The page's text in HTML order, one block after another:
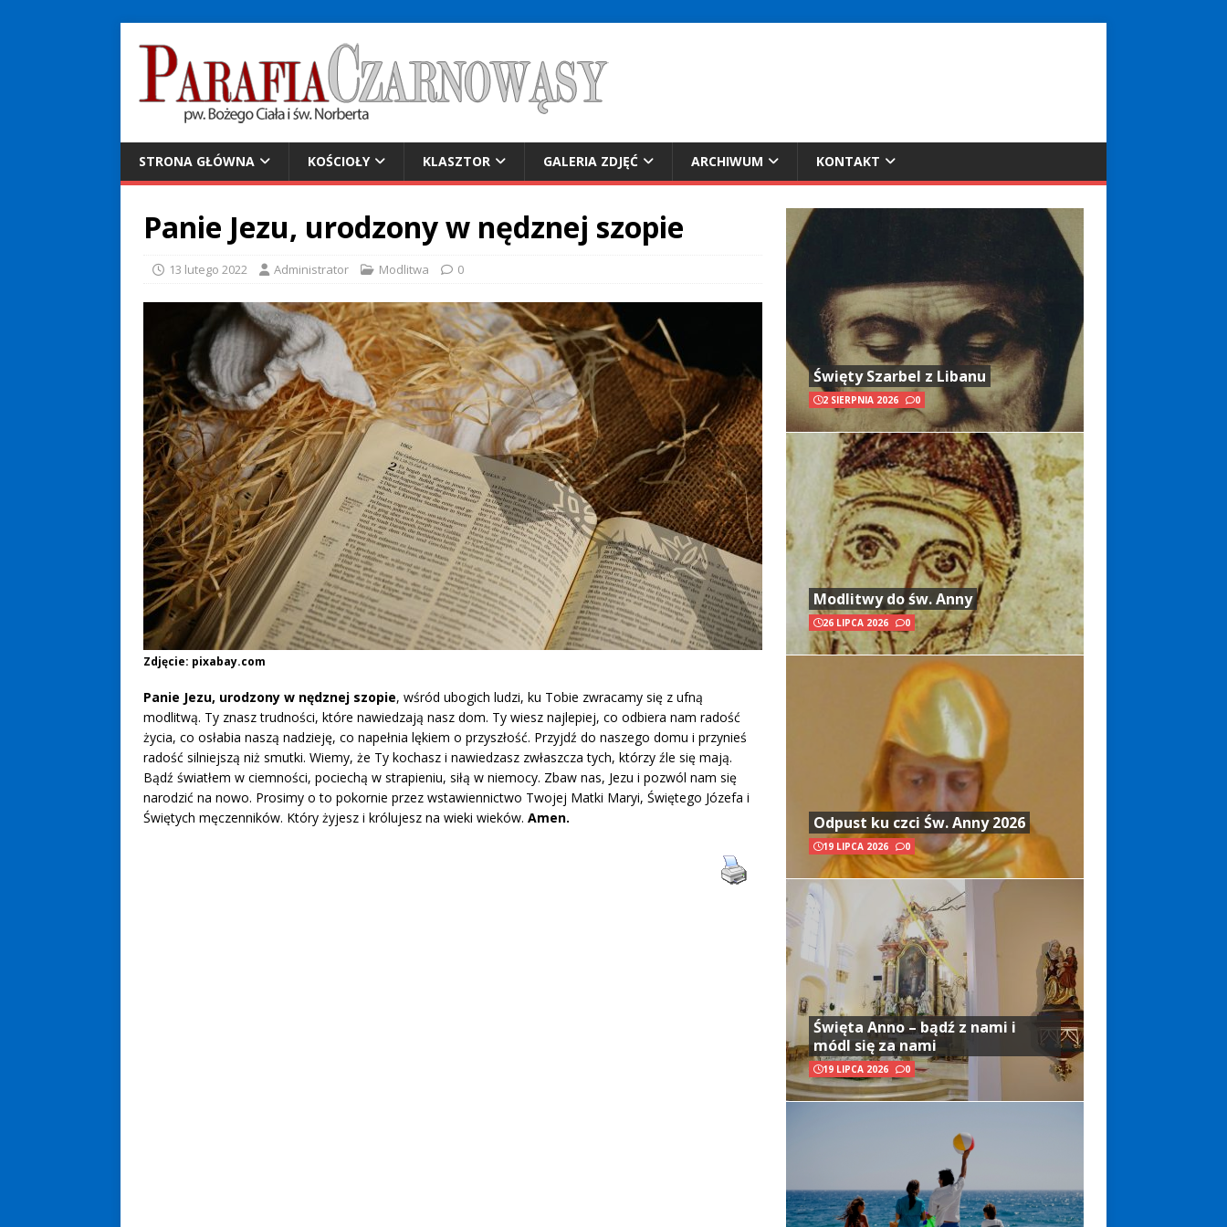
STRONA GŁÓWNA KOŚCIOŁY KLASZTOR GALERIA ZDJĘĆ ARCHIWUM KONTAKT
Panie Jezu, urodzony w nędznej szopie
13 lutego 2022 Administrator Modlitwa 0
Zdjęcie: pixabay.com
Panie Jezu, urodzony w nędznej szopie, wśród ubogich ludzi, ku Tobie zwracamy się z ufną
modlitwą. Ty znasz trudności, które nawiedzają nasz dom. Ty wiesz najlepiej, co odbiera nam radość
życia, co osłabia naszą nadzieję, co napełnia lękiem o przyszłość. Przyjdź do naszego domu i przynieś
radość silniejszą niż smutki. Wiemy, że Ty kochasz i nawiedzasz zwłaszcza tych, którzy źle się mają.
Bądź światłem w ciemności, pociechą w strapieniu, siłą w niemocy. Zbaw nas, Jezu i pozwól nam się
narodzić na nowo. Prosimy o to pokornie przez wstawiennictwo Twojej Matki Maryi, Świętego Józefa i
Świętych męczenników. Który żyjesz i królujesz na wieki wieków. Amen.
Święty Szarbel z Libanu
2 SIERPNIA 2026 0
Modlitwy do św. Anny
26 LIPCA 2026 0
Odpust ku czci Św. Anny 2026
19 LIPCA 2026 0
Święta Anno – bądź z nami i
módl się za nami
19 LIPCA 2026 0